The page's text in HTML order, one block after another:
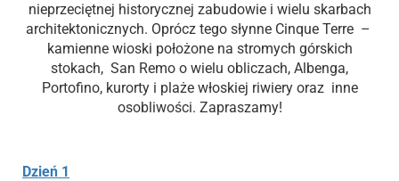
nieprzeciętnej historycznej zabudowie i wielu skarbach
architektonicznych. Oprócz tego słynne Cinque Terre –
kamienne wioski położone na stromych górskich
stokach, San Remo o wielu obliczach, Albenga,
Portofino, kurorty i plaże włoskiej riwiery oraz inne
osobliwości. Zapraszamy!
Dzień 1